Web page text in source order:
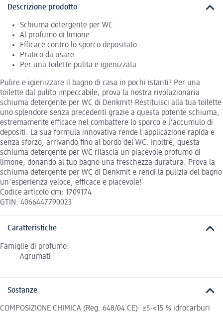
Descrizione prodotto
Schiuma detergente per WC
Al profumo di limone
Efficace contro lo sporco depositato
Pratico da usare
Per una toilette pulita e igienizzata
Pulire e igienizzare il bagno di casa in pochi istanti? Per una
toilette dal pulito impeccabile, prova la nostra rivoluzionaria
schiuma detergente per WC di Denkmit! Restituisci alla tua toilette
uno splendore senza precedenti grazie a questa potente schiuma,
estremamente efficace nel combattere lo sporco e l'accumulo di
depositi. La sua formula innovativa rende l'applicazione rapida e
senza sforzo, arrivando fino al bordo del WC. Inoltre, questa
schiuma detergente per WC rilascia un piacevole profumo di
limone, donando al tuo bagno una freschezza duratura. Prova la
schiuma detergente per WC di Denkmit e rendi la pulizia del bagno
un'esperienza veloce, efficace e piacevole!
Codice articolo dm: 1709174
GTIN: 4066447790023
Caratteristiche
Famiglie di profumo:
Agrumati
Sostanze
COMPOSIZIONE CHIMICA (Reg. 648/04 CE): ≥5-<15 % idrocarburi